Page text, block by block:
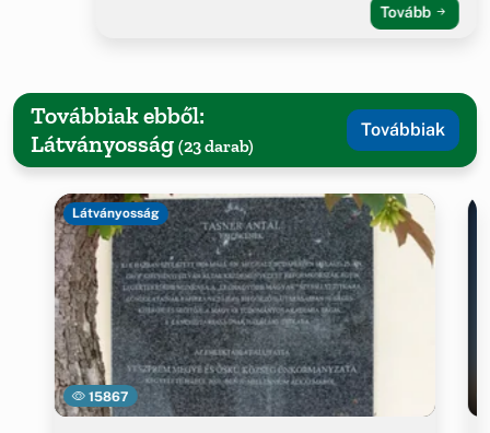
Tovább
Továbbiak ebből:
Látványosság (23 darab)
Továbbiak
15867
Látványosság